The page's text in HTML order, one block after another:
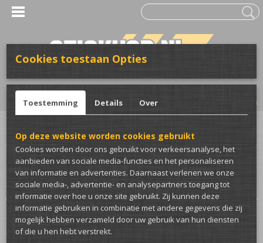
Inloggen Registreren
(0)
Home >Club merch>Passion Ryderz
Sorteer op:
Cookies toestaan Opties
Toestemming Details Over
Op deze website worden cookies gebruikt
Cookies worden door ons gebruikt voor verkeersanalyse, het
aanbieden van sociale media-functies en het personaliseren
van informatie en advertenties. Daarnaast verlenen we onze
sociale media-, advertentie- en analysepartners toegang tot
informatie over hoe u onze site gebruikt. Zij kunnen deze
informatie gebruiken in combinatie met andere gegevens die zij
mogelijk hebben verzameld door uw gebruik van hun diensten
of die u hen hebt verstrekt.